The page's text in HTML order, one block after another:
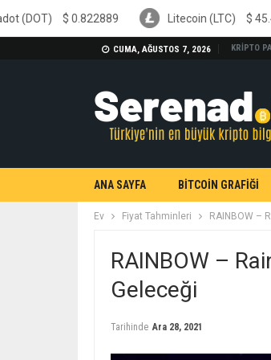
CUMA, AĞUSTOS 7, 2026 KRİPTO
ANA SAYFA BİTCOİN GRAFİĞİ
Ev Fiyat Tahminleri RAINBOW –
RAINBOW –
Geleceği
Tarihinde Ara 28, 2021
Litecoin (LTC) $ 45.42